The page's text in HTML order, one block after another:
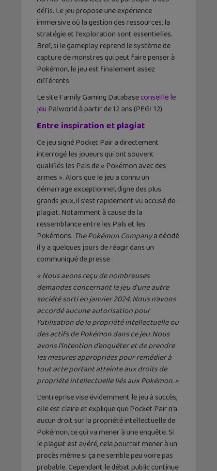
défis. Le jeu propose une expérience
immersive où la gestion des ressources, la
stratégie et l’exploration sont essentielles.
Bref, si le gameplay reprend le système de
capture de monstres qui peut faire penser à
Pokémon, le jeu est finalement assez
différents.
Le site Family Gaming Databaseconseille le
jeu Palworld à partir de 12 ans (PEGI 12).
Entre inspiration et plagiat
Ce jeu signé Pocket Pair a directement
interrogé les joueurs qui ont souvent
qualifiés les Pals de « Pokémon avec des
armes ». Alors que le jeu a connu un
démarrage exceptionnel, digne des plus
grands jeux, il s’est rapidement vu accusé de
plagiat. Notamment à cause de la
ressemblance entre les Pals et les
Pokémons. The Pokémon Companya décidé
il y a quelques jours de réagir dans un
communiqué de presse :
« Nous avons reçu de nombreuses
demandes concernant le jeu d’une autre
société sorti en janvier 2024. Nous n’avons
accordé aucune autorisation pour
l’utilisation de la propriété intellectuelle ou
des actifs de Pokémon dans ce jeu. Nous
avons l’intention d’enquêter et de prendre
les mesures appropriées pour remédier à
tout acte portant atteinte aux droits de
propriété intellectuelle liés aux Pokémon. »
L’entreprise vise évidemment le jeu à succès,
elle est claire et explique que Pocket Pair n’a
aucun droit sur la propriété intellectuelle de
Pokémon, ce qui va mener à une enquête. Si
le plagiat est avéré, cela pourrait mener à un
procès même si ça ne semble peu voire pas
probable. Cependant le débat public continue